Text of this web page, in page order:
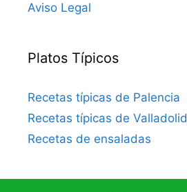
Aviso Legal
Platos Típicos
Recetas típicas de Palencia
Recetas típicas de Valladolid
Recetas de ensaladas